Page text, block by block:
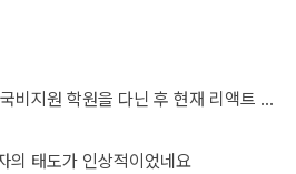
사무직을 하다가 그만두고 국비지원 학원을 다닌 후 현재 리액트 개발자로 일하고 있습니다 다행인지 불행인지(?) 컴퓨터 학원을 간게 아니라 디자인 학원을 가게 되었고 그곳에서는 퍼블리셔와 프론트엔드 개발자의 용어를 혼동해서 사용하였습니다 즉 저는 한동한 "HTML 마크업 + 스타일링 + 약간의 이벤트" 오로지 "사용자가 보고 있는 부분"만 다루는 작업이 "프론트엔드 개발"로 알고 있었습니다 ============> 우리가 흔히 퍼블리셔라고 불리는 영역입니다 하지만 학습할수록 사용자 영역과 소위 백엔드라고 불리는 영역과의 호환이 필요하다는 것을 알게 되었고 그때부터 지금까지 배웠던것과 전혀 다른 역할과 기능들을 학습하게 되었습니다 즉 자바스크립트도 event와 document 부분이 아닌 배열과 객체를 편집하는 것을 배워야 하고 API를 호출해 어떻게 사용자 영역으로 가져와야 하는가 등등 기존 퍼블리셔 역할군과 전혀 다른 것들을 다루게 되었습니다 ============> 이것이 프론트엔드 영역입니다 제가 두 가지 길을 모두 걸어본 바 프론트엔드 개발은 퍼블리셔의 완벽한 상위 호환이고 추구하는 목적도, 기술도 완전히 다릅니다 처음부터 다른 길을 가야하고 생각의 구조도 다르게 가야합니다 그런 의미에서 처음에 퍼블리셔라는 말이 처음에는 편가르기 하는것처럼 싫었지만 지금은 명확하게 길을 제시한다는 관점에서 좋다는 생각을 해봅니다
의 태도가 인상적이었네요